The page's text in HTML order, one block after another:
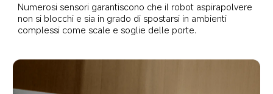
Numerosi sensori garantiscono che il robot aspirapolvere
non si blocchi e sia in grado di spostarsi in ambienti
complessi come scale e soglie delle porte.